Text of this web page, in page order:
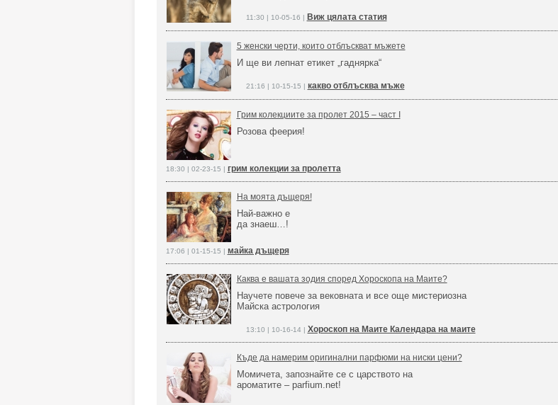
11:30 | 10-05-16 | Виж цялата статия
5 женски черти, които отблъскват мъжете
И ще ви лепнат етикет „гаднярка“
21:16 | 10-15-15 | какво отблъсква мъже
Грим колекциите за пролет 2015 – част I
Розова феерия!
18:30 | 02-23-15 | грим колекции за пролетта
На моята дъщеря!
Най-важно е
да знаеш…!
17:06 | 01-15-15 | майка дъщеря
Каква е вашата зодия според Хороскопа на Маите?
Научете повече за вековната и все още мистериозна
Майска астрология
13:10 | 10-16-14 | Хороскоп на Маите Календара на маите
Къде да намерим оригинални парфюми на ниски цени?
Момичета, запознайте се с царството на
ароматите – parfium.net!